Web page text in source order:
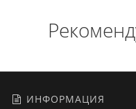
ИНФОРМАЦИЯ